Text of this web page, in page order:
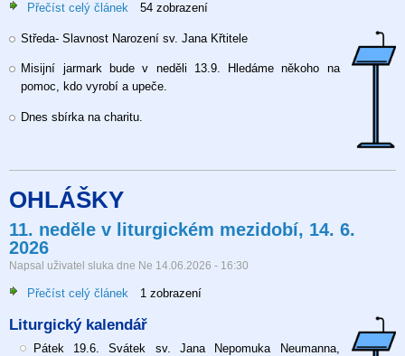
Přečíst celý článek
neděle
mezidobí,
54 zobrazení
Středa- Slavnost Narození sv. Jana Křtitele
Misijní jarmark bude v neděli 13.9. Hledáme někoho na
pomoc, kdo vyrobí a upeče.
Dnes sbírka na charitu.
OHLÁŠKY
11. neděle v liturgickém mezidobí, 14. 6.
2026
Napsal uživatel sluka dne Ne 14.06.2026 - 16:30
Přečíst celý článek
neděle
v
1 zobrazení
Liturgický kalendář
Pátek 19.6. Svátek sv. Jana Nepomuka Neumanna,